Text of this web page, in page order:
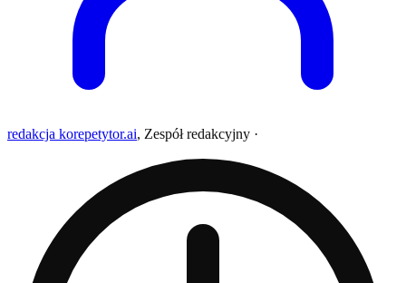
redakcja korepetytor.ai, Zespół redakcyjny ·